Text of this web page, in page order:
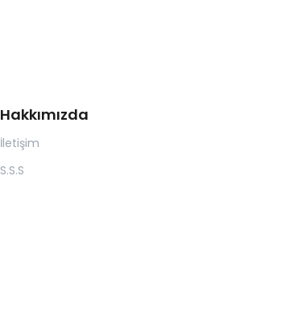
Hakkımızda
İletişim
S.S.S